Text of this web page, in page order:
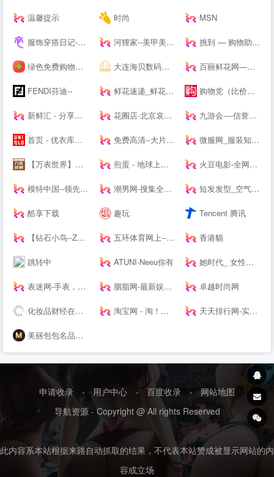
温馨提示 时尚 MSN
服饰穿搭日记-记录服饰美食精彩_潮流服装搭配技巧_穿衣搭配经验_服饰搭配穿衣打扮指南 河狸家--美甲美容美发美妆，上门服务 挑到 — 购物助手 超值商品每日海量快报
绿色免费购物软件下载_折扣应用下载_安卓返利app下载 - 番茄购物网 大连海贝数码网--集中采购/免费送货/免费报价/免费咨询/优质服务 百丽鲜花网—鲜花速递领先品牌,网上花店提供网上订花、送花服务
FENDI芬迪-- 鲜花速递_鲜花网速递_鲜花配送【快至1小时送达】 购物党（比价器）_精选每日值得入手促销活动及优惠券_正品比价网_历史价格查询_比价软件_购物党
新鲜汇 - 分享你的消费新主张 花圈店-北京哀思无限花圈店专业提供|花圈|殡葬花圈|殡仪花圈|葬礼花圈|丧礼花圈|祭奠花圈|吊唁花圈|丧事花圈|白事花圈|哀思花圈|公祭花圈|花篮|殡葬花篮|葬礼花篮|吊唁花篮|悼念花篮|丧事花篮|祭奠花束|吊唁花束|遗像托花|灵堂布置业务及在线订购花圈速递全国业务的服务商。 九游会----信誉保证
首页 - 优衣库网络-- 免费高清--大片_每日更新不停播_一起看剧吧 微服网_服装知识--
【万表世界】全球名表资讯互动平台！全球名表品牌文化、资讯、活动，手表知识、手表导购、手表鉴赏 煎蛋 - 地球上没有新鲜事 火豆电影-全网高清聚合影视-免费--
模特中国--领先的模特资讯及模特培训---- 潮男网-搜集全球潮牌及球鞋潮流情报「潮牌球鞋综合站」 短发发型_空气刘海_流行发型设计网_美发街
酷享下载 趣玩 Tencent 腾讯
【钻石小鸟--Zbird】-网购珠宝专业品牌 五环体育网上--hiwuhuan.com-运动鞋服1-8折起，户外品牌低至1折，专柜正品，耐克，阿迪达斯，匡威，户外鞋，篮球鞋，足球鞋，慢跑鞋，实体店供货 香港貓
跳转中 ATUNI-Neeu你有 她时代_ 女性时尚生活网站|Smartshe-全球时尚分享平台
表迷网-手表，名表，腕表-我的手表网，我的手表专家。 胭脂网-最新娱乐明星热点尽在胭脂网 卓越时尚网
化妆品财经在线-用记录凝视产业 淘宝网 - 淘！我喜欢 天天排行网-实用的十大品牌排名排行网站
美丽包包名品网-2017新款香奈儿包包|gucci包|lv包|dior包包
申请收录 - 用户中心 - 百度收录 -
网站地图
导航资源 - Copyright @ All rights Reserved
此内容系本站根据来路自动抓取的结果，不代表本站赞成被显示网站的内
容或立场